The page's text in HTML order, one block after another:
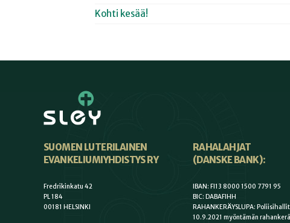
Kohti kesää!
SUOMEN LUTERILAINEN
EVANKELIUMIYHDISTYS RY
Fredrikinkatu 42
PL 184
00181 HELSINKI
RAHALAHJAT
(DANSKE BANK):
IBAN: FI13 8000 1500 7791 95
BIC: DABAFIHH
RAHANKERÄYSLUPA:
10.9.2021 myöntämän